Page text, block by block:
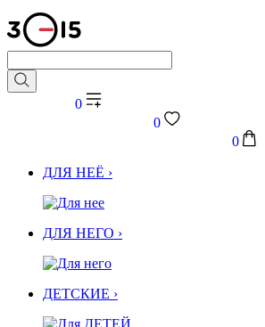
0
0
0
ДЛЯ НЕЁ ›
ДЛЯ НЕГО ›
ДЕТСКИЕ ›